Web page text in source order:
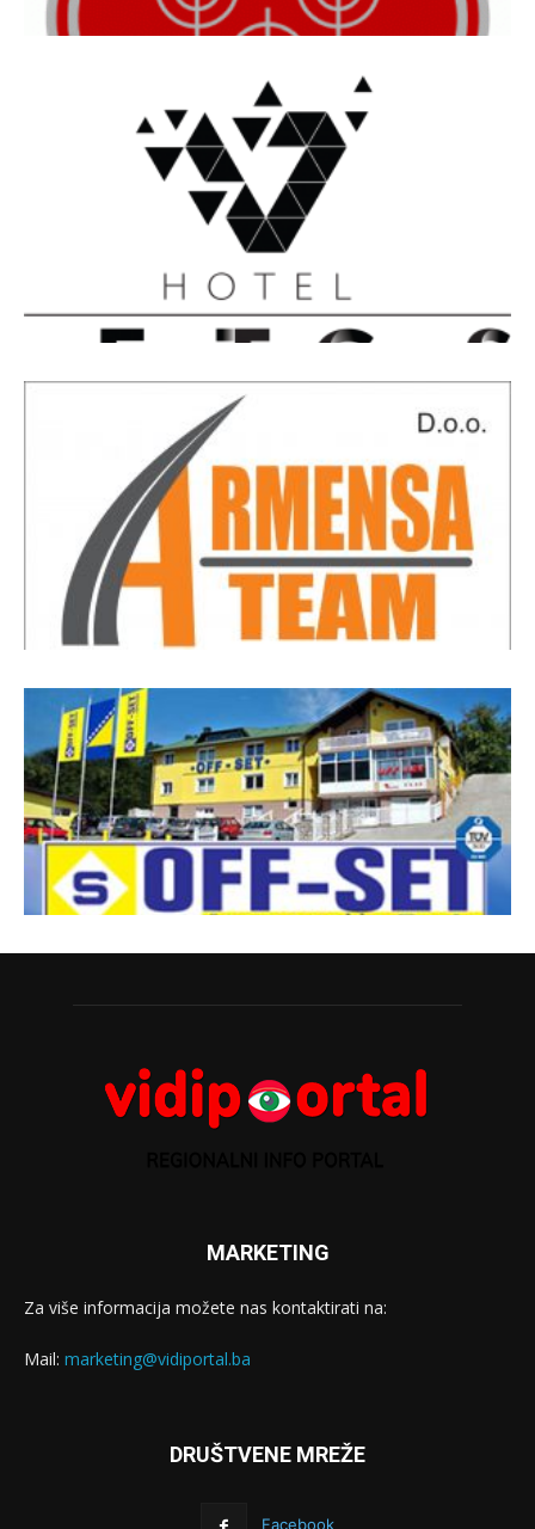
MARKETING
Za više informacija možete nas kontaktirati na:
Mail: marketing@vidiportal.ba
DRUŠTVENE MREŽE
Facebook